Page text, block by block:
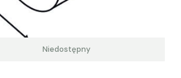
Niedostępny